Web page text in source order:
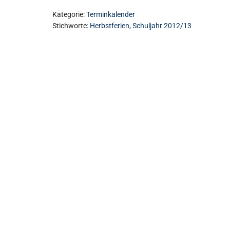
Kategorie:Terminkalender
Stichworte: Herbstferien,Schuljahr 2012/13